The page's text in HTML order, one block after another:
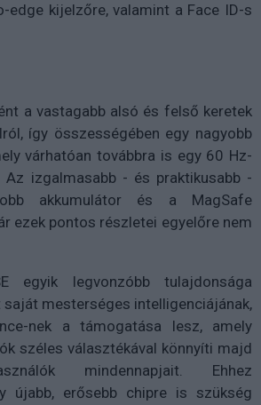
edge kijelzőre, valamint a Face ID-s
a vastagabb alsó és felső keretek
így összességében egy nagyobb
várhatóan továbbra is egy 60 Hz-
Az izgalmasabb - és praktikusabb -
akkumulátor és a MagSafe
ezek pontos részletei egyelőre nem
egyik legvonzóbb tulajdonsága
saját mesterséges intelligenciájának,
nek a támogatása lesz, amely
széles választékával könnyíti majd
mindennapjait. Ehhez
újabb, erősebb chipre is szükség